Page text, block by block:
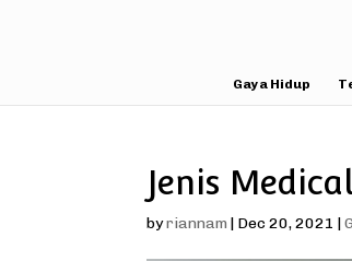
Gaya Hidup
Jenis
byriannam | Dec 20, 2021 |